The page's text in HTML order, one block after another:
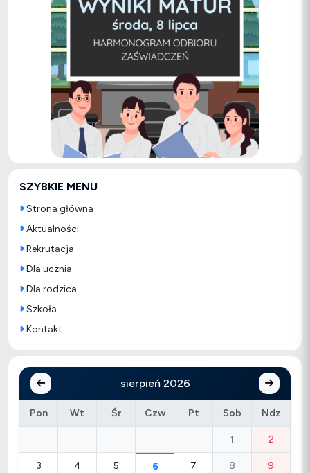
SZYBKIE MENU
Strona główna
Aktualności
Rekrutacja
Dla ucznia
Dla rodzica
Szkoła
Kontakt
sierpień 2026
Pon Wt Śr Czw Pt Sob Ndz
1 2
3 4 5 6 7 8 9